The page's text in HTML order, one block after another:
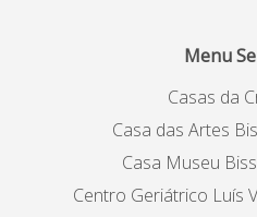
Menu
Casas da
Casa das Artes
Casa Museu
Centro Geriátrico Luís